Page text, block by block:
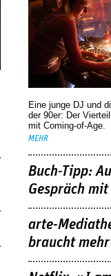
Eine junge DJ und
der 90er: Der
mit Coming-of-Age.
MEHR
Buch-Tipp:
Gespräch
arte-
braucht